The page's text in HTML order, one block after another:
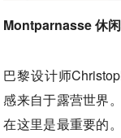
Montparnasse 休
巴黎设计师
感来自于露营世界
在这里是最重要的